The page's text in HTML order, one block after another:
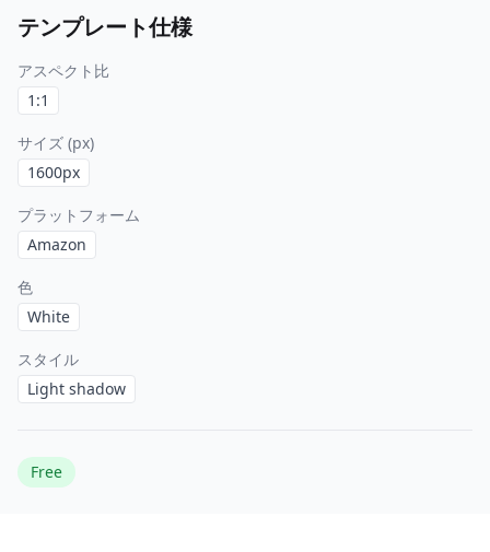
テンプレート仕様
アスペクト比
1:1
サイズ (px)
1600px
プラットフォーム
Amazon
色
White
スタイル
Light shadow
Free